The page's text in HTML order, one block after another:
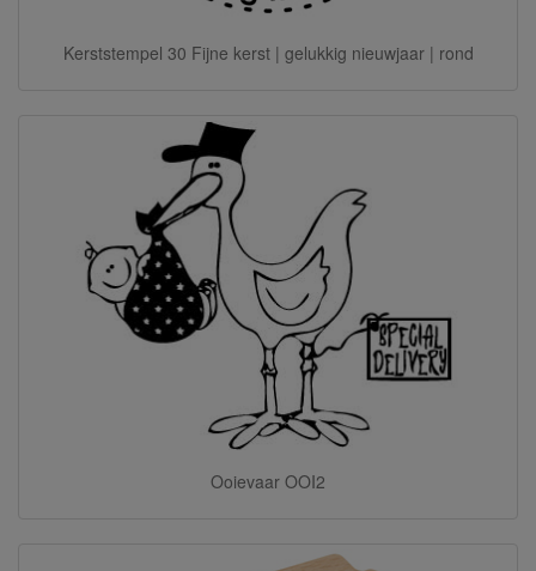
Kerststempel 30 Fijne kerst | gelukkig nieuwjaar | rond
Ooievaar OOI2